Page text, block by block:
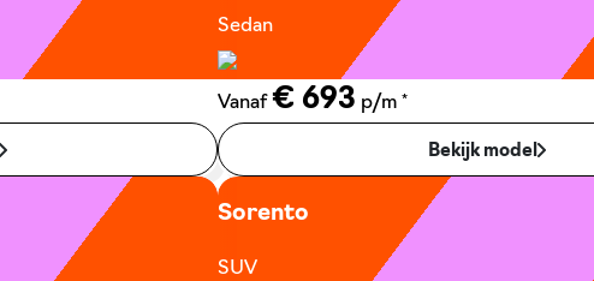
Sedan
Vanaf € 693 p/m *
Bekijk model
Sorento
SUV